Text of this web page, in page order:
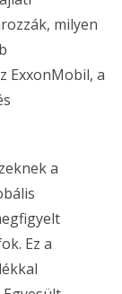
milyen
ExxonMobil, a
a
Ez a